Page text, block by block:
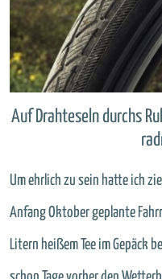
Auf Drahteseln durchs
Um ehrlich zu sein hatte ich
Anfang Oktober geplante
Litern heißem Tee im Gepäck